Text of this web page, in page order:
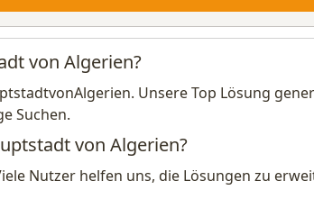
von Algerien?
Unsere Top Lösung
Suchen.
von Algerien?
Nutzer helfen uns, die Lösungen zu